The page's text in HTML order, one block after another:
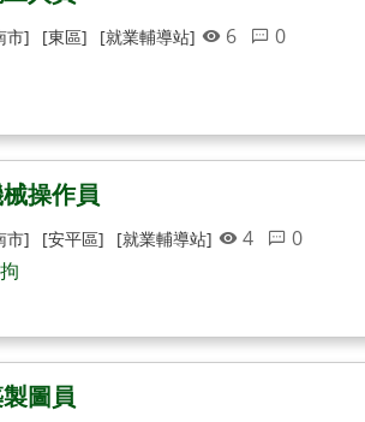
市] [東區] [就業輔導站] 6
0
操作員
市] [安平區] [就業輔導站] 4
0
圖員